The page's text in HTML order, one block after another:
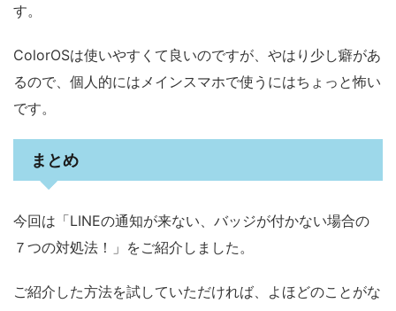
す。
ColorOSは使いやすくて良いのですが、やはり少し癖があ
るので、個人的にはメインスマホで使うにはちょっと怖い
です。
まとめ
今回は「LINEの通知が来ない、バッジが付かない場合の
７つの対処法！」をご紹介しました。
ご紹介した方法を試していただければ、よほどのことがな